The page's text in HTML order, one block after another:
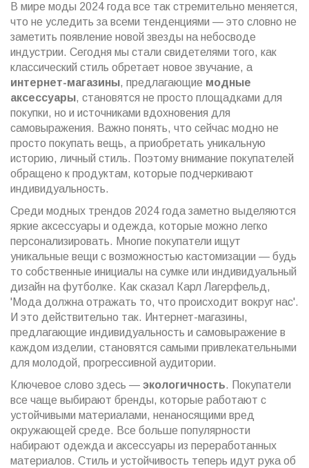
В мире моды 2024 года все так стремительно меняется,
что не уследить за всеми тенденциями — это словно не
заметить появление новой звезды на небосводе
индустрии. Сегодня мы стали свидетелями того, как
классический стиль обретает новое звучание, а
интернет-магазины, предлагающие модные
аксессуары, становятся не просто площадками для
покупки, но и источниками вдохновения для
самовыражения. Важно понять, что сейчас модно не
просто покупать вещь, а приобретать уникальную
историю, личный стиль. Поэтому внимание покупателей
обращено к продуктам, которые подчеркивают
индивидуальность.
Среди модных трендов 2024 года заметно выделяются
яркие аксессуары и одежда, которые можно легко
персонализировать. Многие покупатели ищут
уникальные вещи с возможностью кастомизации — будь
то собственные инициалы на сумке или индивидуальный
дизайн на футболке. Как сказал Карл Лагерфельд,
'Мода должна отражать то, что происходит вокруг нас'.
И это действительно так. Интернет-магазины,
предлагающие индивидуальность и самовыражение в
каждом изделии, становятся самыми привлекательными
для молодой, прогрессивной аудитории.
Ключевое слово здесь — экологичность. Покупатели
все чаще выбирают бренды, которые работают с
устойчивыми материалами, ненаносящими вред
окружающей среде. Все больше популярности
набирают одежда и аксессуары из переработанных
материалов. Стиль и устойчивость теперь идут рука об